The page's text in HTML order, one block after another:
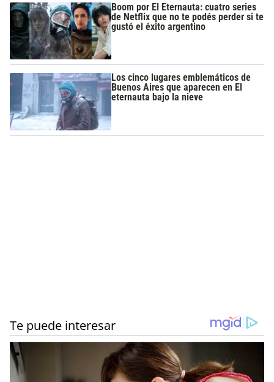
Boom por El Eternauta: cuatro series
de Netflix que no te podés perder si te
gustó el éxito argentino
Los cinco lugares emblemáticos de
Buenos Aires que aparecen en El
eternauta bajo la nieve